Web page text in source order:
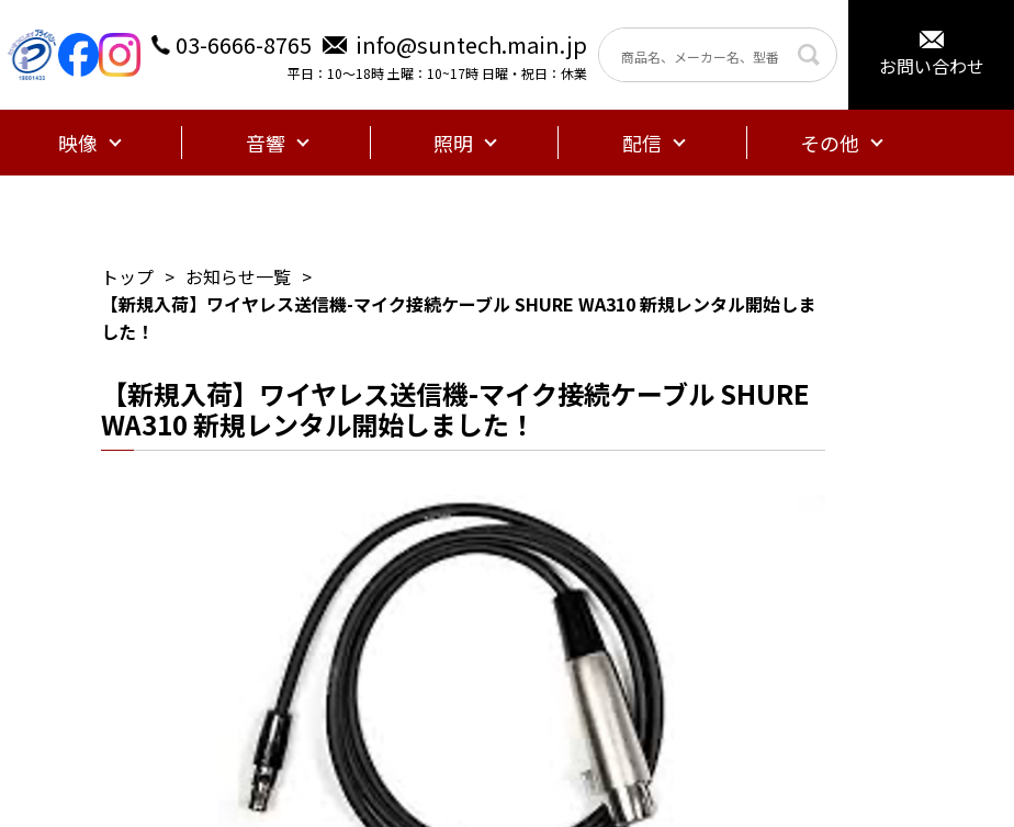
03-6666-8765 info@suntech.main.jp
平日：10〜18時 土曜：10~17時 日曜・祝日：休業 お問い合わせ
映像 音響 照明 配信 その他
トップ
お知らせ一覧
【新規入荷】ワイヤレス送信機-マイク接続ケーブル SHURE WA310 新規レンタル開始しま
した！
【新規入荷】ワイヤレス送信機-マイク接続ケーブル SHURE
WA310 新規レンタル開始しました！